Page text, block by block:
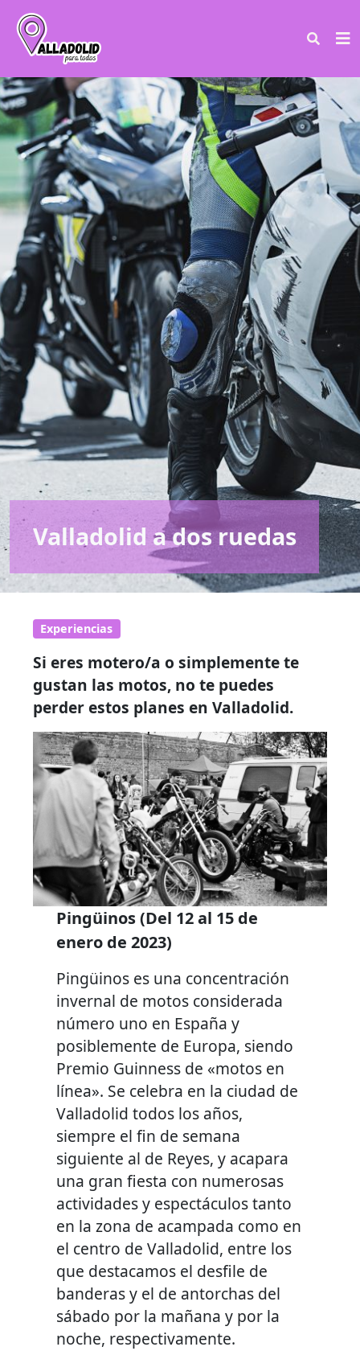
Valladolid a dos ruedas
Experiencias
Si eres motero/a o simplemente te
gustan las motos, no te puedes
perder estos planes en Valladolid.
Pingüinos (Del 12 al 15 de
enero de 2023)
Pingüinos es una concentración
invernal de motos considerada
número uno en España y
posiblemente de Europa, siendo
Premio Guinness de «motos en
línea». Se celebra en la ciudad de
Valladolid todos los años,
siempre el fin de semana
siguiente al de Reyes, y acapara
una gran fiesta con numerosas
actividades y espectáculos tanto
en la zona de acampada como en
el centro de Valladolid, entre los
que destacamos el desfile de
banderas y el de antorchas del
sábado por la mañana y por la
noche, respectivamente.